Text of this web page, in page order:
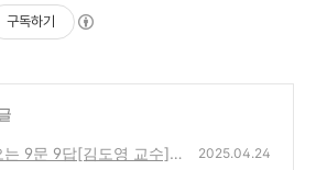
구독하기
9문 9답[김도영 교수] 2025.04.24